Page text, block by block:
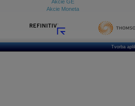
Akcie GE
Akcie Moneta
Tvorba